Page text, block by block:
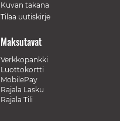
Kuvan takana
Tilaa uutiskirje
Maksutavat
Verkkopankki
Luottokortti
MobilePay
Rajala Lasku
Rajala Tili